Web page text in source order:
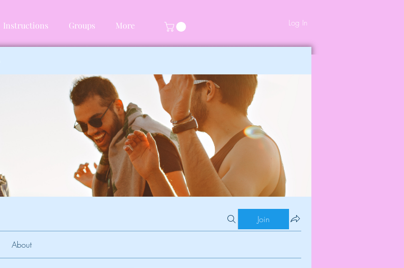
Instructions Groups More Log In
Join
About